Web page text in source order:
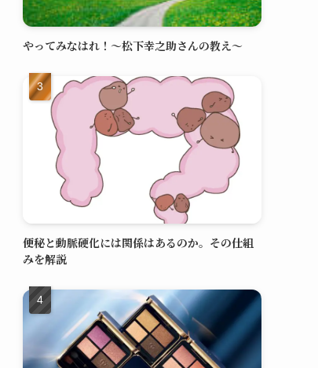
やってみなはれ！～松下幸之助さんの教え～
便秘と動脈硬化には関係はあるのか。その仕組
みを解説